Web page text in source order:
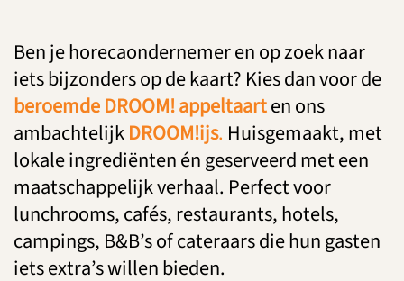
Ben je horecaondernemer en op zoek naar
iets bijzonders op de kaart? Kies dan voor de
beroemde DROOM! appeltaarten ons
ambachtelijk DROOM!ijs. Huisgemaakt, met
lokale ingrediënten én geserveerd met een
maatschappelijk verhaal. Perfect voor
lunchrooms, cafés, restaurants, hotels,
campings, B&B’s of cateraars die hun gasten
iets extra’s willen bieden.